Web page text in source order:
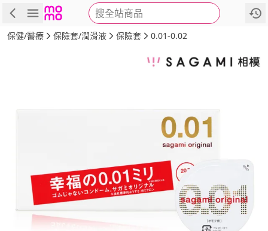
搜全站商品
商品 評價 詳情
保健/醫療 保險套/潤滑液 保險套 0.01-0.02